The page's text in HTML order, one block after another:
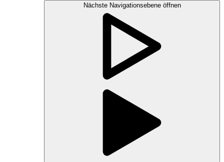
Nächste Navigationsebene öffnen